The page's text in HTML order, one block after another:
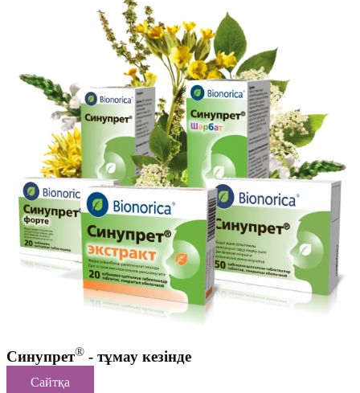
Синупрет® - тұмау кезінде
Сайтқа